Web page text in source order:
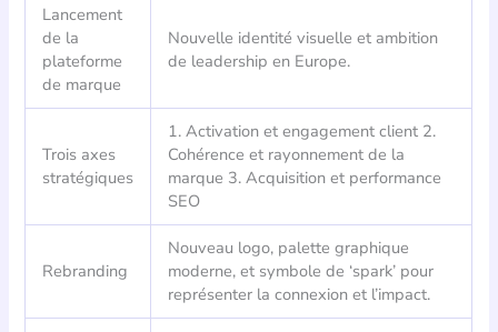
Lancement
de la
plateforme
de marque
Nouvelle identité visuelle et ambition
de leadership en Europe.
Trois axes
stratégiques
1. Activation et engagement client 2.
Cohérence et rayonnement de la
marque 3. Acquisition et performance
SEO
Rebranding
Nouveau logo, palette graphique
moderne, et symbole de ‘spark’ pour
représenter la connexion et l’impact.